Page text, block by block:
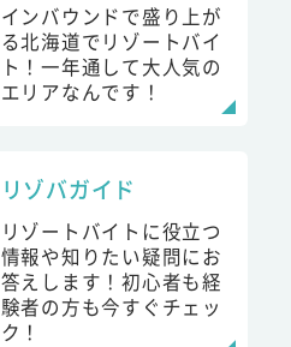
インバウンドで盛り上が
る北海道でリゾートバイ
ト！一年通して大人気の
エリアなんです！
リゾバガイド
リゾートバイトに役立つ
情報や知りたい疑問にお
答えします！初心者も経
験者の方も今すぐチェッ
ク！